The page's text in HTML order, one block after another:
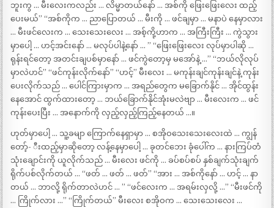
ဘူးကွ … မီးလေးကလည်း … လိမ္မာတယ်နော် … အစ်ကို ဖြေးဖြေးလေး ထည့်
ပေးမယ်” “အစ်ကိုက … ညာပြောတယ် … မီးကို … ဖင်ချမှာ … မနာပဲ နေမှာလား
… မီးဖင်လေးက … သေးသေးလေး … အစ့်ကို့ဟာက … အကြီးကြီး … ကွဲသွား
မှာပေါ့ … ဟင့်အင်းနော် … မလုပ်ပါနဲ့နော် … ” “ဖြေးဖြေးလေး လုပ်မှာပါဆို …
ရုန်းရင်တော့ အတင်းချပစ်မှာနော် … ဖင်ကွဲတော့မှ မအော်နဲ့ …” “ဘယ်လိုလုပ်
မှာလဲဟင်” “ဖင်ကုန်းလိုက်နော်” “ဟင့်” မီးလေး … မကုန်းချင်ကုန်းချင်နဲ့ ကုန်း
ပေးလိုက်သည် … ပေါင်ကြားမှာက … အရည်တွေက မခြောက်နိုင် … အိုင်ထွန်း
နေအောင် ထွက်ထားတော့ … ဘယ်ခြောက်နိုင်အုံးမလဲဗျာ … မီးလေးက … ဖင်
ကုန်းပေးပြီး … အနောက်ကို လှည့်လှည့်ကြည့်နေတယ် …။
ဟုတ်မှာပေါ့ … သူ့ခမျာ ကြောက်နေရှာမှာ … စအိုဝသေးသေးလေးထဲ … ကျွန်
တော့်- ီးထည့်မှာဆိုတော့ လန့်နေမှာပေါ့ … ခုတင်ဘေး ခုံပေါ်က … နားကြပ်တံ
သုံးချောင်းကို ယူလိုက်သည် … မီးလေး ဖင်ကို … ခပ်စပ်စပ် နှစ်ချက်သုံးချက်
ရိုက်ပစ်လိုက်တယ် … “ဖတ် … ဖတ် … ဖတ်” “အား … အစ်ကိုနော် … ဟင့် … နာ
တယ် … ဘာလို့ ရိုက်တာလဲဟင် … ” “ဖင်လေးက … အရမ်းလှလို့ …” “မီးဖင်ကို
… ကြိုက်လား …” “ကြိုက်တယ်” မီးလေး စအိုဝက … သေးသေးလေး …